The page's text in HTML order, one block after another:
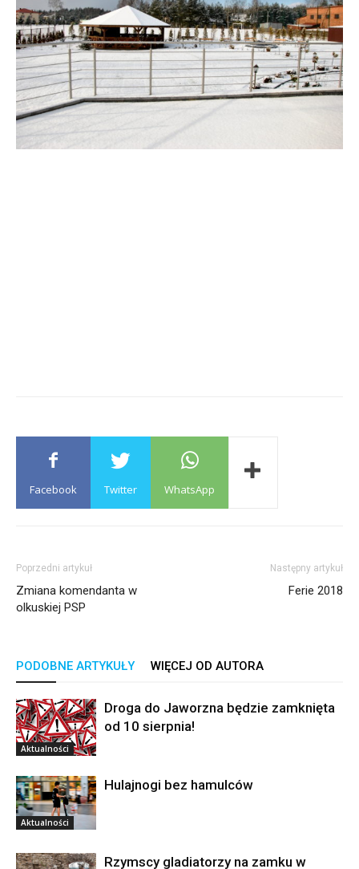
Facebook Twitter WhatsApp
Poprzedni artykuł
Zmiana komendanta w
olkuskiej PSP
Następny artykuł
Ferie 2018
PODOBNE ARTYKUŁY WIĘCEJ OD AUTORA
Aktualności
Droga do Jaworzna będzie zamknięta
od 10 sierpnia!
Aktualności
Hulajnogi bez hamulców
Rzymscy gladiatorzy na zamku w